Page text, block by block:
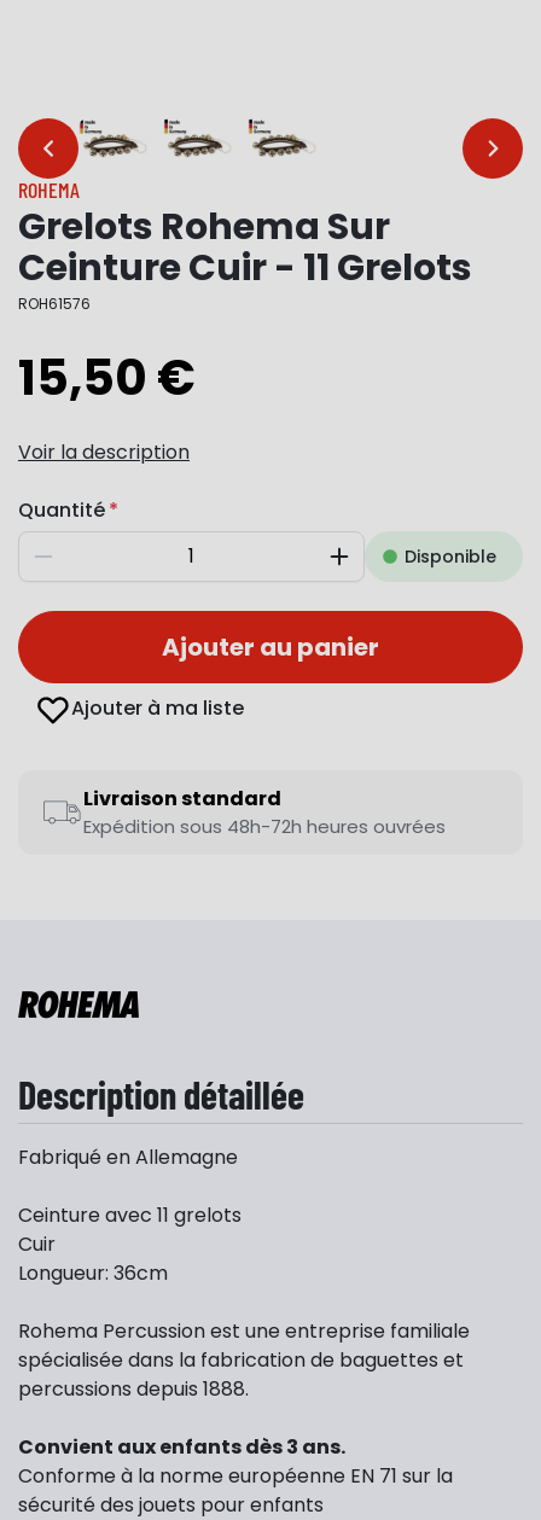
… …
ROHEMA
Grelots Rohema Sur
Ceinture Cuir - 11 Grelots
ROH61576
15,50 €
Voir la description
Quantité
Diminuer AugmenterDisponible
Ajouter au panier
Ajouter à ma liste
Livraison standard
Expédition sous 48h-72h heures ouvrées
Description détaillée
Fabriqué en Allemagne
Ceinture avec 11 grelots
Cuir
Longueur: 36cm
Rohema Percussion est une entreprise familiale
spécialisée dans la fabrication de baguettes et
percussions depuis 1888.
Convient aux enfants dès 3 ans.
Conforme à la norme européenne EN 71 sur la
sécurité des jouets pour enfants